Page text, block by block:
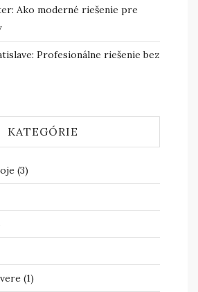
Ako moderné riešenie pre
Profesionálne riešenie bez
KATEGÓRIE
(3)
(1)